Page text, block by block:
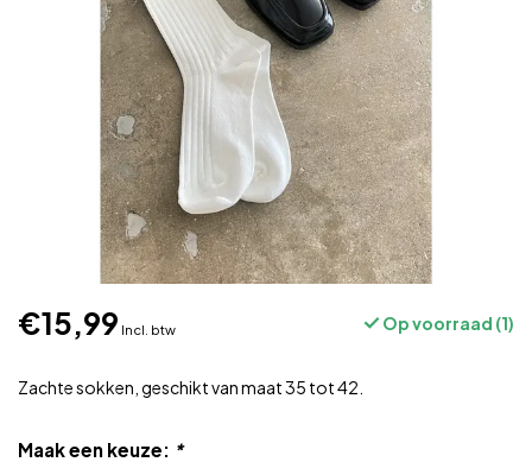
€15,99 Incl. btw Op voorraad (1)
Zachte sokken, geschikt van maat 35 tot 42.
Maak een keuze: *